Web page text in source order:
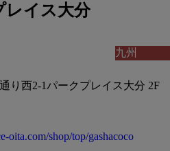
レイス大分
九州
り西2-1パークプレイス大分 2F
oita.com/shop/top/gashacoco